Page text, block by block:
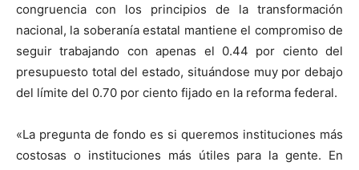
congruencia con los principios de la transformación
nacional, la soberanía estatal mantiene el compromiso de
seguir trabajando con apenas el 0.44 por ciento del
presupuesto total del estado, situándose muy por debajo
del límite del 0.70 por ciento fijado en la reforma federal.
«La pregunta de fondo es si queremos instituciones más
costosas o instituciones más útiles para la gente. En